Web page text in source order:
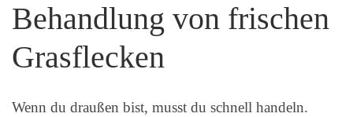
Behandlung von frischen
Grasflecken
Wenn du draußen bist, musst du schnell handeln.